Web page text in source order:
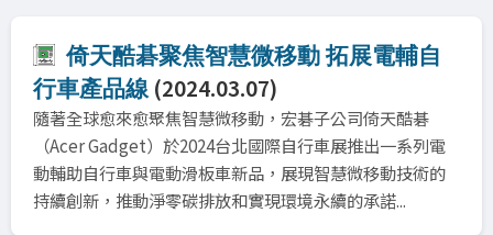
倚天酷碁聚焦智慧微移動 拓展電輔自
行車產品線(2024.03.07)
隨著全球愈來愈聚焦智慧微移動，宏碁子公司倚天酷碁
（Acer Gadget）於2024台北國際自行車展推出一系列電
動輔助自行車與電動滑板車新品，展現智慧微移動技術的
持續創新，推動淨零碳排放和實現環境永續的承諾...